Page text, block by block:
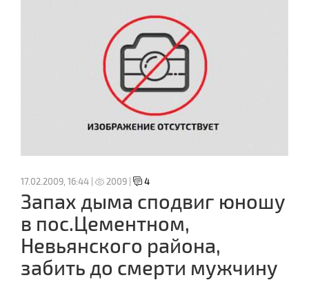
17.02.2009, 16:44 | 2009 | 4
Запах дыма сподвиг юношу
в пос.Цементном,
Невьянского района,
забить до смерти мужчину